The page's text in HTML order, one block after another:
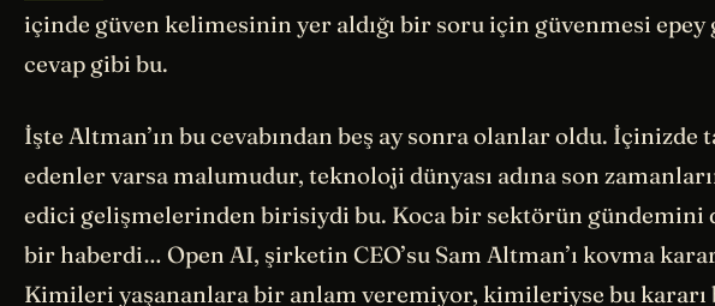
içinde güven kelimesinin yer aldığı bir soru için güvenmesi epey
cevap gibi bu.
İşte Altman’ın bu cevabından beş ay sonra olanlar oldu. İçinizde
edenler varsa malumudur, teknoloji dünyası adına son
edici gelişmelerinden birisiydi bu. Koca bir sektörün gündemini
bir haberdi… Open AI, şirketin CEO’su Sam Altman’ı kovma
Kimileri yaşananlara bir anlam veremiyor, kimileriyse bu kararı